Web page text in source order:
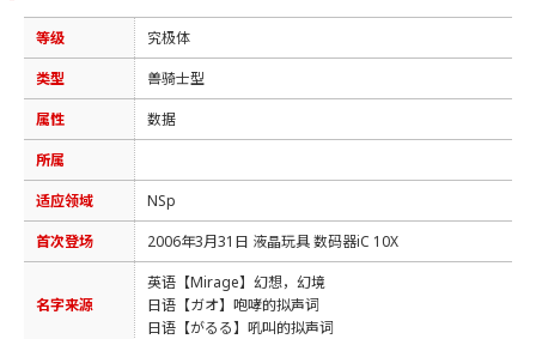
等级
究极体
类型
兽骑士型
属性
数据
所属
适应领域
NSp
首次登场
2006年3月31日 液晶玩具 数码器iC 10X
名字来源
英语【Mirage】幻想，幻境
日语【ガオ】咆哮的拟声词
日语【がるる】吼叫的拟声词